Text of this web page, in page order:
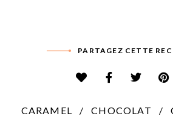
PARTAGEZ CETTE
CARAMEL CHOCOLAT